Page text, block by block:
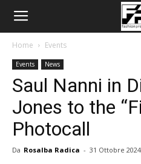
Home Events
Events News
Saul Nanni in
Jones to the
Photocall
Da Rosalba Radica - 31 Ottobre 2024